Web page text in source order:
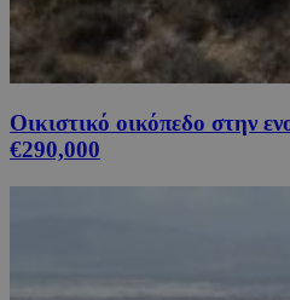
Οικιστικό οικόπεδο στην
€290,000